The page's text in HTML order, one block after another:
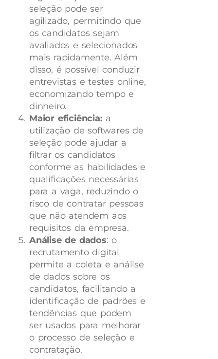
seleção pode ser
agilizado, permitindo que
os candidatos sejam
avaliados e selecionados
mais rapidamente. Além
disso, é possível conduzir
entrevistas e testes online,
economizando tempo e
dinheiro.
Maior eficiência: a
utilização de softwares de
seleção pode ajudar a
filtrar os candidatos
conforme as habilidades e
qualificações necessárias
para a vaga, reduzindo o
risco de contratar pessoas
que não atendem aos
requisitos da empresa.
Análise de dados: o
recrutamento digital
permite a coleta e análise
de dados sobre os
candidatos, facilitando a
identificação de padrões e
tendências que podem
ser usados para melhorar
o processo de seleção e
contratação.